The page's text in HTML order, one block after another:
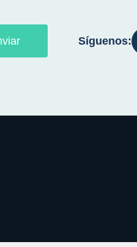
Síguenos: